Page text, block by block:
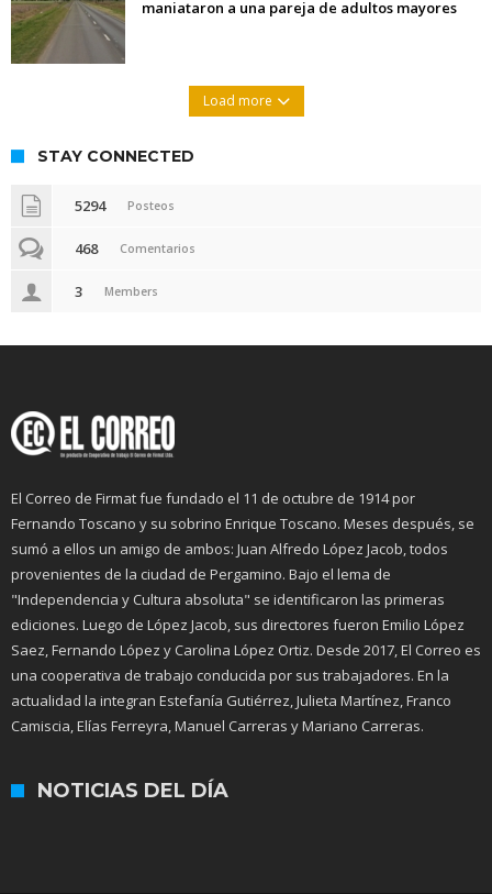
maniataron a una pareja de adultos mayores
Load more
STAY CONNECTED
5294 Posteos
468 Comentarios
3 Members
El Correo de Firmat fue fundado el 11 de octubre de 1914 por
Fernando Toscano y su sobrino Enrique Toscano. Meses después, se
sumó a ellos un amigo de ambos: Juan Alfredo López Jacob, todos
provenientes de la ciudad de Pergamino. Bajo el lema de
"Independencia y Cultura absoluta" se identificaron las primeras
ediciones. Luego de López Jacob, sus directores fueron Emilio López
Saez, Fernando López y Carolina López Ortiz. Desde 2017, El Correo es
una cooperativa de trabajo conducida por sus trabajadores. En la
actualidad la integran Estefanía Gutiérrez, Julieta Martínez, Franco
Camiscia, Elías Ferreyra, Manuel Carreras y Mariano Carreras.
NOTICIAS DEL DÍA